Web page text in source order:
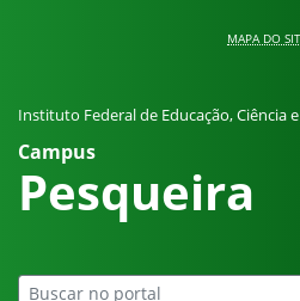
MAPA DO
Instituto Federal de Educação, Ciência
Campus
Pesqueira